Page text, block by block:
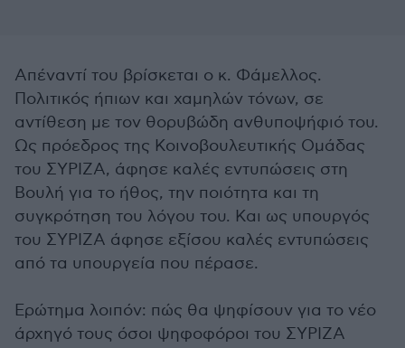
Απέναντί του βρίσκεται ο κ. Φάμελλος.
Πολιτικός ήπιων και χαμηλών τόνων, σε
αντίθεση με τον θορυβώδη ανθυποψήφιό του.
Ως πρόεδρος της Κοινοβουλευτικής Ομάδας
του ΣΥΡΙΖΑ, άφησε καλές εντυπώσεις στη
Βουλή για το ήθος, την ποιότητα και τη
συγκρότηση του λόγου του. Και ως υπουργός
του ΣΥΡΙΖΑ άφησε εξίσου καλές εντυπώσεις
από τα υπουργεία που πέρασε.
Ερώτημα λοιπόν: πώς θα ψηφίσουν για το νέο
άρχηγό τους όσοι ψηφοφόροι του ΣΥΡΙΖΑ